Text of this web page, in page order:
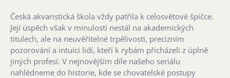
Česká akvaristická škola vždy patřila k celosvětové špičce.
Její úspěch však v minulosti nestál na akademických
titulech, ale na neuvěřitelné trpělivosti, precizním
pozorování a intuici lidí, kteří k rybám přicházeli z úplně
jiných profesí. V nejnovějším díle našeho seriálu
nahlédneme do historie, kde se chovatelské postupy